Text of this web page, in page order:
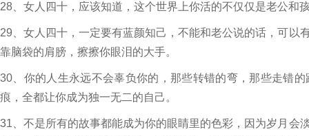
28、女人四十，应该知道，这个世界上你活的不仅仅是老公和
29、女人四十，一定要有蓝颜知己，不能和老公说的话，可以
靠脑袋的肩膀，擦擦你眼泪的大手。
30、你的人生永远不会辜负你的，那些转错的弯，那些走错
痕，全都让你成为独一无二的自己。
31、不是所有的故事都能成为你的眼睛里的色彩，因为岁月会